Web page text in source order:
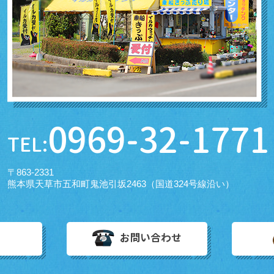
TEL:0969-32-1771
〒863-2331
熊本県天草市五和町鬼池引坂2463（国道324号線沿い）
お問い合わせ